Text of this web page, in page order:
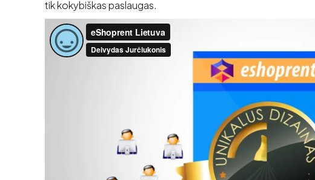
tik kokybiškas paslaugas.